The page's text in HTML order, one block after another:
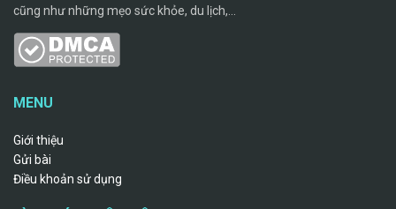
cũng như những mẹo sức khỏe, du lịch,...
MENU
Giới thiệu
Gửi bài
Điều khoản sử dụng